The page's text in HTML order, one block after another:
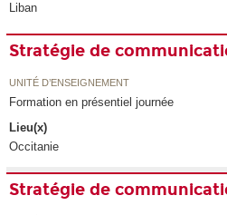
Liban
Stratégie de
UNITÉ D’ENSEIGNEMENT
Formation en présentiel journée
Lieu(x)
Occitanie
Stratégie de